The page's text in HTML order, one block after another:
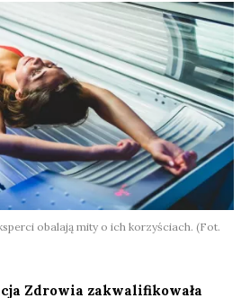
obalają mity o ich korzyściach. (Fot.
Zdrowia zakwalifikowała